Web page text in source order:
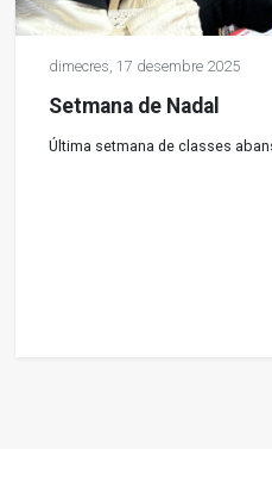
dimecres,17 desembre 2025
Setmana de Nadal
Última setmana de classes